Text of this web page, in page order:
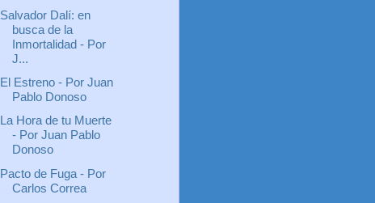
Salvador Dalí: en
busca de la
Inmortalidad - Por
J...
El Estreno - Por Juan
Pablo Donoso
La Hora de tu Muerte
- Por Juan Pablo
Donoso
Pacto de Fuga - Por
Carlos Correa